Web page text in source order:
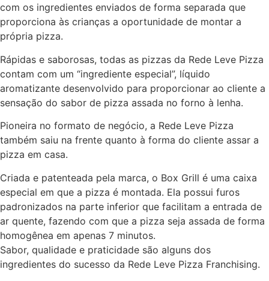
com os ingredientes enviados de forma separada que
proporciona às crianças a oportunidade de montar a
própria pizza.
Rápidas e saborosas, todas as pizzas da Rede Leve Pizza
contam com um “ingrediente especial”, líquido
aromatizante desenvolvido para proporcionar ao cliente a
sensação do sabor de pizza assada no forno à lenha.
Pioneira no formato de negócio, a Rede Leve Pizza
também saiu na frente quanto à forma do cliente assar a
pizza em casa.
Criada e patenteada pela marca, o Box Grill é uma caixa
especial em que a pizza é montada. Ela possui furos
padronizados na parte inferior que facilitam a entrada de
ar quente, fazendo com que a pizza seja assada de forma
homogênea em apenas 7 minutos.
Sabor, qualidade e praticidade são alguns dos
ingredientes do sucesso da Rede Leve Pizza Franchising.